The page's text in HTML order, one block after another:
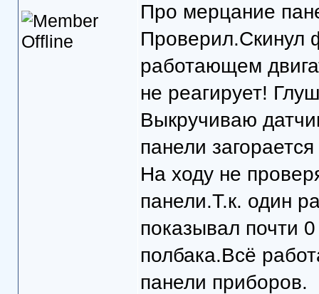
Про мерцание
Проверил.Скинул
работающем
не реагирует!
Выкручиваю
панели
На ходу не
панели.Т.к. один
показывал почти
полбака.Всё
панели приборов.